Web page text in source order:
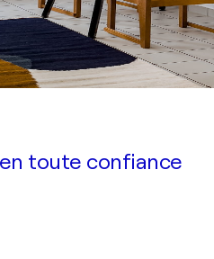
toute confiance